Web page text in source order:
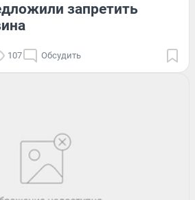
запретить
107 Обсудить